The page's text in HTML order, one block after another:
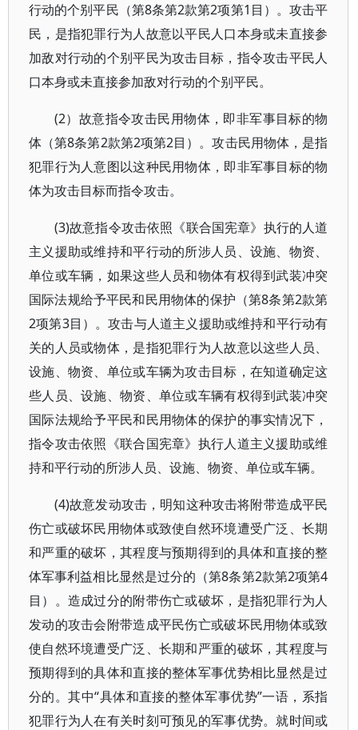
行动的个别平民（第8条第2款第2项第1目）。攻击平
民，是指犯罪行为人故意以平民人口本身或未直接参
加敌对行动的个别平民为攻击目标，指令攻击平民人
口本身或未直接参加敌对行动的个别平民。
(2）故意指令攻击民用物体，即非军事目标的物
体（第8条第2款第2项第2目）。攻击民用物体，是指
犯罪行为人意图以这种民用物体，即非军事目标的物
体为攻击目标而指令攻击。
(3)故意指令攻击依照《联合国宪章》执行的人道
主义援助或维持和平行动的所涉人员、设施、物资、
单位或车辆，如果这些人员和物体有权得到武装冲突
国际法规给予平民和民用物体的保护（第8条第2款第
2项第3目）。攻击与人道主义援助或维持和平行动有
关的人员或物体，是指犯罪行为人故意以这些人员、
设施、物资、单位或车辆为攻击目标，在知道确定这
些人员、设施、物资、单位或车辆有权得到武装冲突
国际法规给予平民和民用物体的保护的事实情况下，
指令攻击依照《联合国宪章》执行人道主义援助或维
持和平行动的所涉人员、设施、物资、单位或车辆。
(4)故意发动攻击，明知这种攻击将附带造成平民
伤亡或破坏民用物体或致使自然环境遭受广泛、长期
和严重的破坏，其程度与预期得到的具体和直接的整
体军事利益相比显然是过分的（第8条第2款第2项第4
目）。造成过分的附带伤亡或破坏，是指犯罪行为人
发动的攻击会附带造成平民伤亡或破坏民用物体或致
使自然环境遭受广泛、长期和严重的破坏，其程度与
预期得到的具体和直接的整体军事优势相比显然是过
分的。其中“具体和直接的整体军事优势”一语，系指
犯罪行为人在有关时刻可预见的军事优势。就时间或